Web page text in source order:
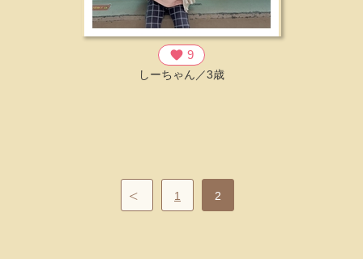
favorite 9
しーちゃん／3歳
1 2